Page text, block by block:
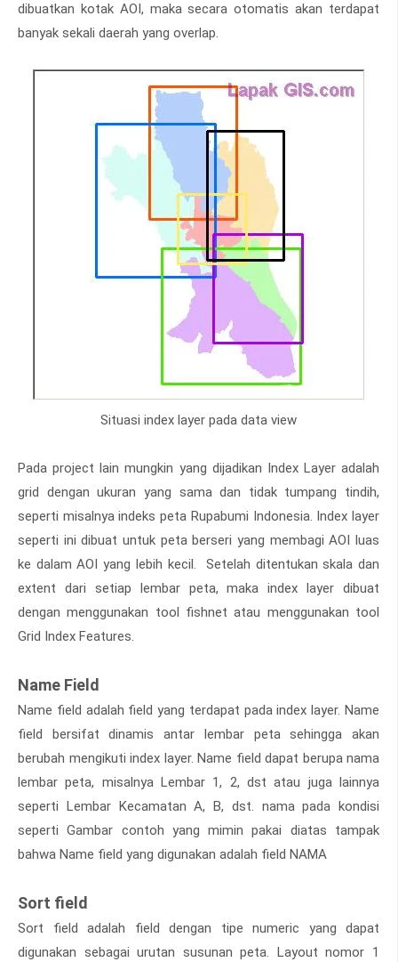
dibuatkan kotak AOI, maka secara otomatis akan terdapat
banyak sekali daerah yang overlap.
Situasi index layer pada data view
Pada project lain mungkin yang dijadikan Index Layer adalah
grid dengan ukuran yang sama dan tidak tumpang tindih,
seperti misalnya indeks peta Rupabumi Indonesia. Index layer
seperti ini dibuat untuk peta berseri yang membagi AOI luas
ke dalam AOI yang lebih kecil. Setelah ditentukan skala dan
extent dari setiap lembar peta, maka index layer dibuat
dengan menggunakan tool fishnet atau menggunakan tool
Grid Index Features.
Name Field
Name field adalah field yang terdapat pada index layer. Name
field bersifat dinamis antar lembar peta sehingga akan
berubah mengikuti index layer. Name field dapat berupa nama
lembar peta, misalnya Lembar 1, 2, dst atau juga lainnya
seperti Lembar Kecamatan A, B, dst. nama pada kondisi
seperti Gambar contoh yang mimin pakai diatas tampak
bahwa Name field yang digunakan adalah field NAMA
Sort field
Sort field adalah field dengan tipe numeric yang dapat
digunakan sebagai urutan susunan peta. Layout nomor 1